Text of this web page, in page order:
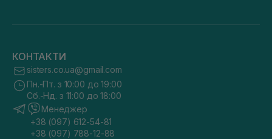
КОНТАКТИ
sisters.co.ua@gmail.com
Пн.-Пт. з 10:00 до 19:00
Сб.-Нд. з 11:00 до 18:00
Менеджер
+38 (097) 612-54-81
+38 (097) 788-12-88